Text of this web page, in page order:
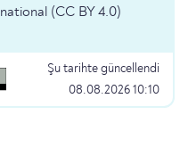
(CC BY 4.0)
Şu tarihte güncellendi
08.08.2026 10:10